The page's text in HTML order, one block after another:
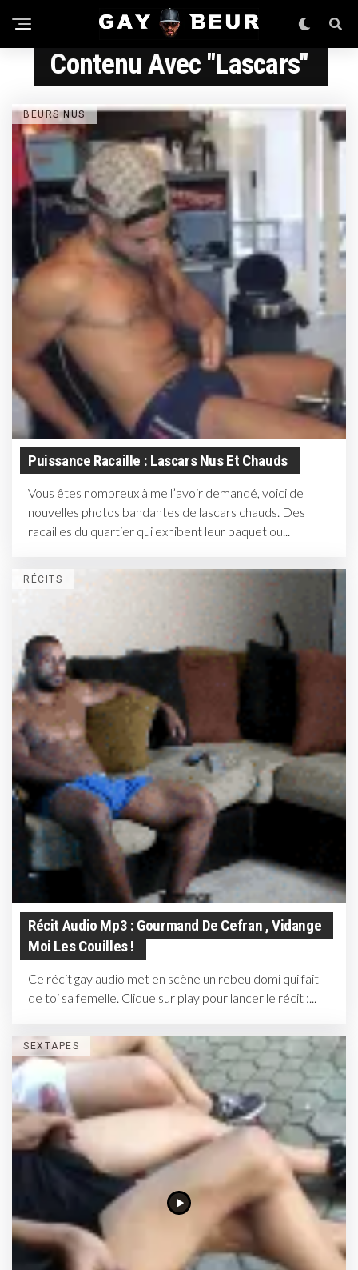
Contenu Avec "lascars"
BEURS NUS
Puissance Racaille : Lascars Nus Et Chauds
Vous êtes nombreux à me l’avoir demandé, voici de
nouvelles photos bandantes de lascars chauds. Des
racailles du quartier qui exhibent leur paquet ou...
RÉCITS
Récit Audio Mp3 : Gourmand De Cefran , Vidange
Moi Les Couilles !
Ce récit gay audio met en scène un rebeu domi qui fait
de toi sa femelle. Clique sur play pour lancer le récit :...
SEXTAPES